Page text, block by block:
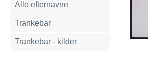
Alle efternavne
Trankebar
Trankebar - kilder